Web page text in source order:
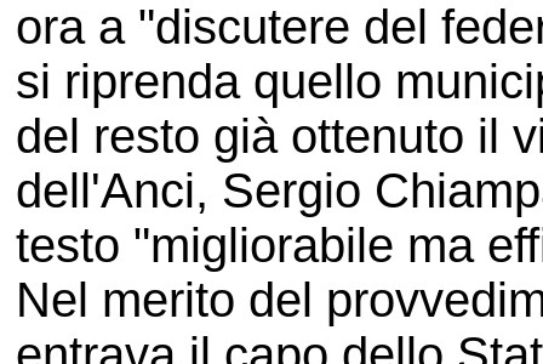
ora a "discutere del
si riprenda quello
del resto già ottenuto il
dell'Anci, Sergio
testo "migliorabile ma
Nel merito del